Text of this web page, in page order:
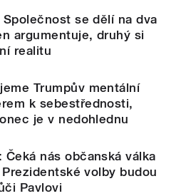
se dělí na dva
argumentuje, druhý si
realitu
Trumpův mentální
k sebestřednosti,
je v nedohlednu
Čeká nás občanská válka
volby budou
Pavlovi